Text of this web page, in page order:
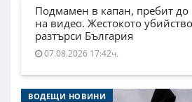
Подмамен в капан, пребит до
на видео. Жестокото
разтърси България
07.08.2026 17:42ч.
ВОДЕЩИ НОВИНИ